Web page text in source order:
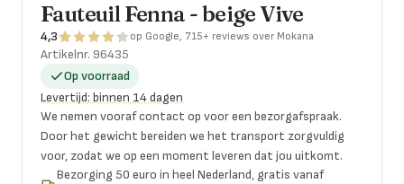
Fauteuil Fenna - beige Vive
4,3 op Google, 715+ reviews over Mokana
Artikelnr. 96435
Op voorraad
Levertijd: binnen 14 dagen
We nemen vooraf contact op voor een bezorgafspraak.
Door het gewicht bereiden we het transport zorgvuldig
voor, zodat we op een moment leveren dat jou uitkomt.
Bezorging 50 euro in heel Nederland, gratis vanaf